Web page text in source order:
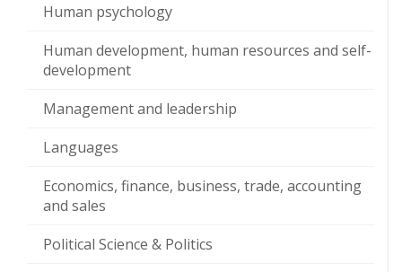
Human psychology
Human development, human resources and self-
development
Management and leadership
Languages
Economics, finance, business, trade, accounting
and sales
Political Science & Politics